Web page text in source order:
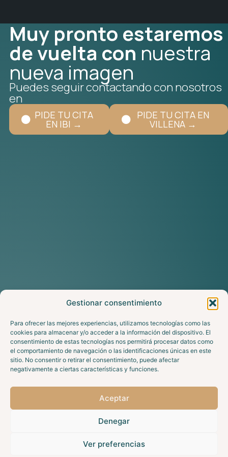
Gestionar consentimiento
Para ofrecer las mejores experiencias, utilizamos tecnologías como las
cookies para almacenar y/o acceder a la información del dispositivo. El
consentimiento de estas tecnologías nos permitirá procesar datos como
el comportamiento de navegación o las identificaciones únicas en este
sitio. No consentir o retirar el consentimiento, puede afectar
negativamente a ciertas características y funciones.
Aceptar
Denegar
Ver preferencias
Muy pronto estaremos
de vuelta con nuestra
nueva imagen
Puedes seguir contactando con nosotros
en
PIDE TU CITA
EN IBI →
PIDE TU CITA EN
VILLENA →